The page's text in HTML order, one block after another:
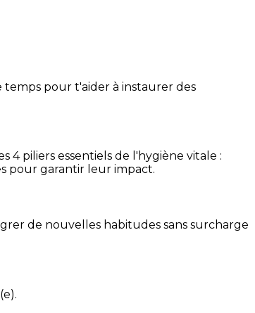
temps pour t'aider à instaurer des
4 piliers essentiels de l'hygiène vitale :
pour garantir leur impact.
de nouvelles habitudes sans surcharge